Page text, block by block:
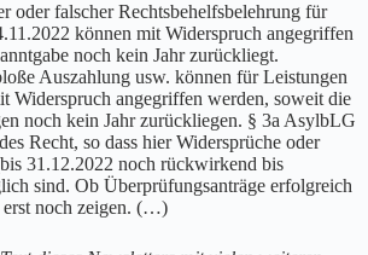
oder falscher Rechtsbehelfsbelehrung für
können mit Widerspruch angegriffen
noch kein Jahr zurückliegt.
Auszahlung usw. können für Leistungen
Widerspruch angegriffen werden, soweit die
noch kein Jahr zurückliegen. § 3a AsylbLG
Recht, so dass hier Widersprüche oder
31.12.2022 noch rückwirkend bis
sind. Ob Überprüfungsanträge erfolgreich
noch zeigen. (…)